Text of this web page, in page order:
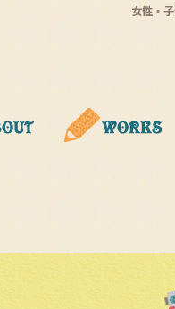
女性・